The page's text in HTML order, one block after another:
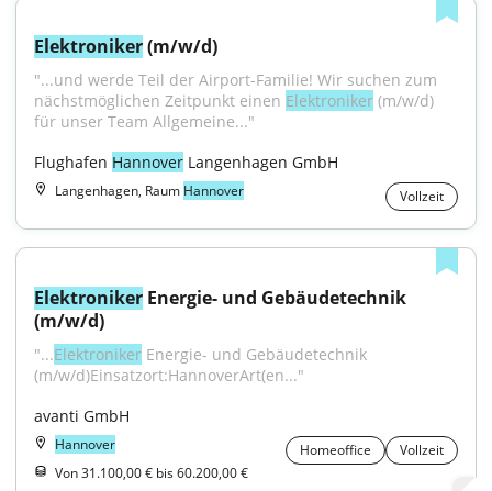
Elektroniker (m/w/d)
"...und werde Teil der Airport-Familie! Wir suchen zum
nächstmöglichen Zeitpunkt einen Elektroniker (m/w/d)
für unser Team Allgemeine..."
Flughafen Hannover Langenhagen GmbH
Langenhagen, Raum Hannover Vollzeit
Elektroniker Energie- und Gebäudetechnik
(m/w/d)
"...Elektroniker Energie- und Gebäudetechnik
(m/w/d)Einsatzort:HannoverArt(en..."
avanti GmbH
Hannover Homeoffice
Vollzeit
Von 31.100,00 € bis 60.200,00 €